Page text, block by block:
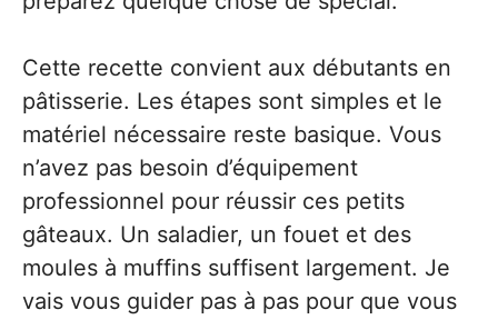
Cette recette convient aux débutants en
pâtisserie. Les étapes sont simples et le
matériel nécessaire reste basique. Vous
n’avez pas besoin d’équipement
professionnel pour réussir ces petits
gâteaux. Un saladier, un fouet et des
moules à muffins suffisent largement. Je
vais vous guider pas à pas pour que vous